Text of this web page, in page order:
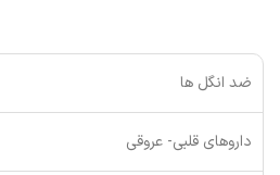
ضد انگل ها
داروهای قلبی- عروقی